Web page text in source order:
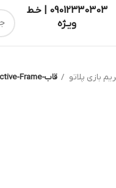
09012330303 | خـط
ویـژه
بازی پلاتو قاب-Detective-Frame